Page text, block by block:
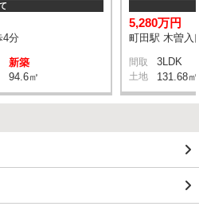
4分
新築
94.6㎡
5,280万円
町田駅 木曽入
間取 3LDK
土地 131.68㎡